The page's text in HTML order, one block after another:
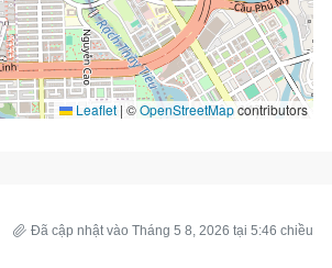
Leaflet | ©OpenStreetMapcontributors
Đã cập nhật vào Tháng 5 8, 2026 tại 5:46 chiều